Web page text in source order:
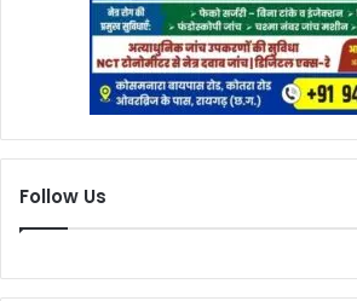
Follow Us